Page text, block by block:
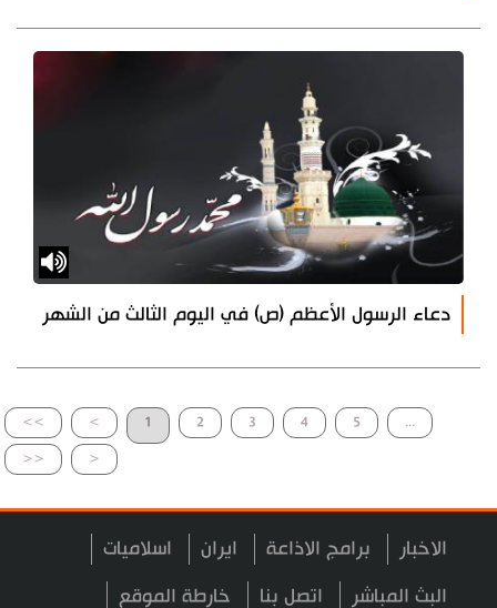
دعاء الرسول الأعظم (ص) في اليوم الثالث من الشهر
>> > 1 2 3 4 5 ...
<
<<
الاخبار برامج الاذاعة ايران اسلاميات
البث المباشر اتصل بنا خارطة الموقع